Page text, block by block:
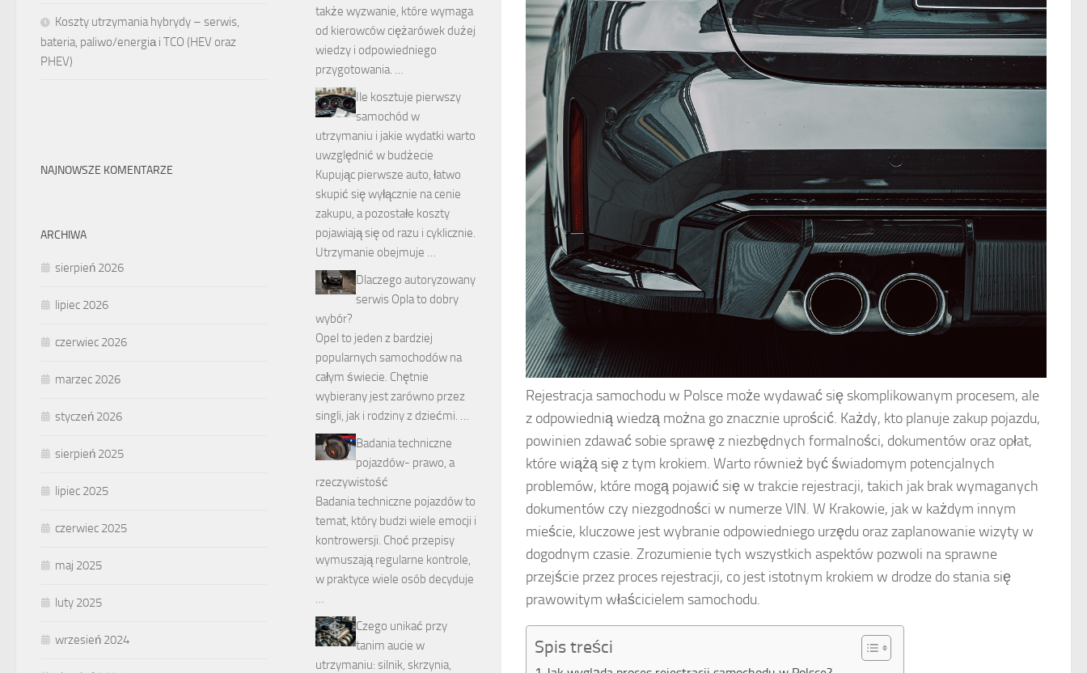
Rejestracja samochodu w Polsce może wydawać się skomplikowanym procesem, ale
z odpowiednią wiedzą można go znacznie uprościć. Każdy, kto planuje zakup pojazdu,
powinien zdawać sobie sprawę z niezbędnych formalności, dokumentów oraz opłat,
które wiążą się z tym krokiem. Warto również być świadomym potencjalnych
problemów, które mogą pojawić się w trakcie rejestracji, takich jak brak wymaganych
dokumentów czy niezgodności w numerze VIN. W Krakowie, jak w każdym innym
mieście, kluczowe jest wybranie odpowiedniego urzędu oraz zaplanowanie wizyty w
dogodnym czasie. Zrozumienie tych wszystkich aspektów pozwoli na sprawne
przejście przez proces rejestracji, co jest istotnym krokiem w drodze do stania się
prawowitym właścicielem samochodu.
Spis treści
Koszty utrzymania hybrydy – serwis,
bateria, paliwo/energiа i TCO (HEV oraz
PHEV)
NAJNOWSZE KOMENTARZE
ARCHIWA
sierpień 2026
lipiec 2026
czerwiec 2026
marzec 2026
styczeń 2026
sierpień 2025
lipiec 2025
czerwiec 2025
maj 2025
luty 2025
wrzesień 2024
także wyzwanie, które wymaga
od kierowców ciężarówek dużej
wiedzy i odpowiedniego
przygotowania. …
Ile kosztuje pierwszy
samochód w
utrzymaniu i jakie wydatki warto
uwzględnić w budżecie
Kupując pierwsze auto, łatwo
skupić się wyłącznie na cenie
zakupu, a pozostałe koszty
pojawiają się od razu i cyklicznie.
Utrzymanie obejmuje …
Dlaczego autoryzowany
serwis Opla to dobry
wybór?
Opel to jeden z bardziej
popularnych samochodów na
całym świecie. Chętnie
wybierany jest zarówno przez
singli, jak i rodziny z dziećmi. …
Badania techniczne
pojazdów- prawo, a
rzeczywistość
Badania techniczne pojazdów to
temat, który budzi wiele emocji i
kontrowersji. Choć przepisy
wymuszają regularne kontrole,
w praktyce wiele osób decyduje
…
Czego unikać przy
tanim aucie w
utrzymaniu: silnik, skrzynia,